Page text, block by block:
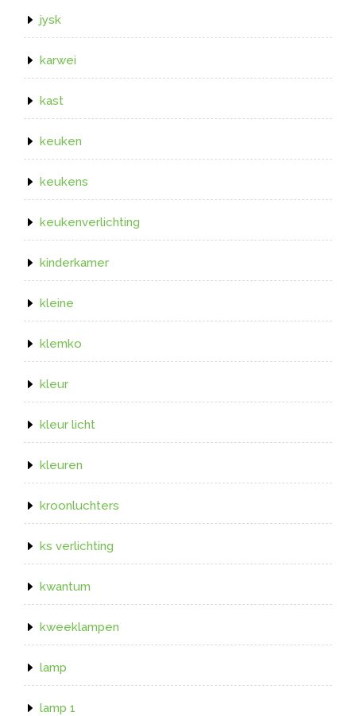
jysk
karwei
kast
keuken
keukens
keukenverlichting
kinderkamer
kleine
klemko
kleur
kleur licht
kleuren
kroonluchters
ks verlichting
kwantum
kweeklampen
lamp
lamp 1